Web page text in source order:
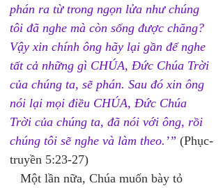
phán ra từ trong ngọn lửa như chúng
tôi đã nghe mà còn sống được chăng?
Vậy xin chính ông hãy lại gần để nghe
tất cả những gì CHÚA, Ðức Chúa Trời
của chúng ta, sẽ phán. Sau đó xin ông
nói lại mọi điều CHÚA, Ðức Chúa
Trời của chúng ta, đã nói với ông, rồi
chúng tôi sẽ nghe và làm theo.’” (Phục-
truyền 5:23-27)
Một lần nữa, Chúa muốn bày tỏ